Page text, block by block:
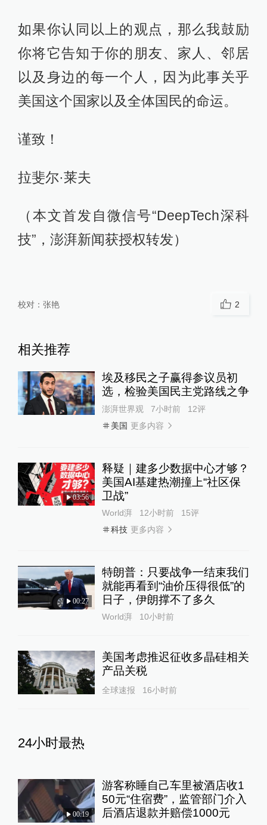
如果你认同以上的观点，那么我鼓励
你将它告知于你的朋友、家人、邻居
以及身边的每一个人，因为此事关乎
美国这个国家以及全体国民的命运。
谨致！
拉斐尔·莱夫
（本文首发自微信号“DeepTech深科
技”，澎湃新闻获授权转发）
校对： 张艳 2
相关推荐
埃及移民之子赢得参议员初
选，检验美国民主党路线之争
澎湃世界观 7小时前 12评
美国 更多内容
03:56
释疑｜建多少数据中心才够？
美国AI基建热潮撞上“社区保
卫战”
World湃 12小时前 15评
科技 更多内容
00:27
特朗普：只要战争一结束我们
就能再看到“油价压得很低”的
日子，伊朗撑不了多久
World湃 10小时前
美国考虑推迟征收多晶硅相关
产品关税
全球速报 16小时前
24小时最热
00:19
游客称睡自己车里被酒店收1
50元“住宿费”，监管部门介入
后酒店退款并赔偿1000元